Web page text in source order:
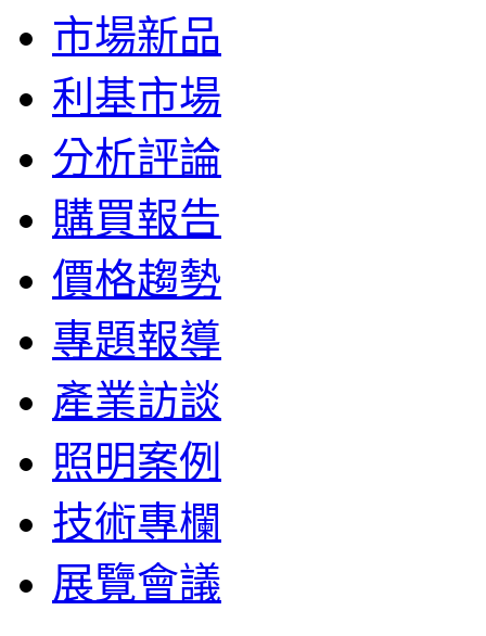
市場新品
利基市場
分析評論
購買報告
價格趨勢
專題報導
產業訪談
照明案例
技術專欄
展覽會議